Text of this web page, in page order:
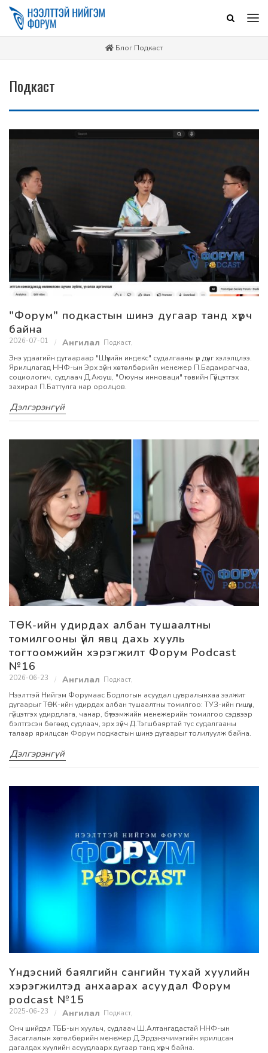
Блог Подкаст
Подкаст
"Форум" подкастын шинэ дугаар танд хүрч
байна
2026-07-01 Подкаст,
Энэ удаагийн дугаараар "Шүүхийн индекс" судалгааны үр дүнг хэлэлцлээ.
Ярилцлагад ННФ-ын Эрх зүйн хөтөлбөрийн менежер П.Бадамрагчаа,
социологич, судлаач Д.Аюуш, "Оюуны инноваци" төвийн Гүйцэтгэх
захирал П.Баттулга нар оролцов.
Дэлгэрэнгүй
ТӨК-ийн удирдах албан тушаалтны
томилгооны үйл явц дахь хууль
тогтоомжийн хэрэгжилт Форум Podcast
№16
2026-06-23 Подкаст,
Нээлттэй Нийгэм Форумаас Бодлогын асуудал цувралынхаа ээлжит
дугаарыг ТӨК-ийн удирдах албан тушаалтны томилгоо: ТУЗ-ийн гишүүн,
гүйцэтгэх удирдлага, чанар, бүтээмжийн менежерийн томилгоо сэдвээр
бэлтгэсэн бөгөөд судлаач, эрх зүйч Д.Тэгшбаяртай тус судалгааны
талаар ярилцсан Форум подкастын шинэ дугаарыг толилуулж байна.
Дэлгэрэнгүй
Үндэсний баялгийн сангийн тухай хуулийн
хэрэгжилтэд анхаарах асуудал Форум
podcast №15
2025-06-23 Подкаст,
Онч шийдэл ТББ-ын хуульч, судлаач Ш.Алтангадастай ННФ-ын
Засаглалын хөтөлбөрийн менежер Д.Эрдэнэчимэгийн ярилцсан
дагалдах хуулийн асуудлаарх дугаар танд хүрч байна.